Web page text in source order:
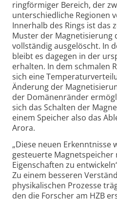
ringförmiger Bereich, der
unterschiedliche Regionen
Innerhalb des Rings ist das
Muster der Magnetisierung
vollständig ausgelöscht. In
bleibt es dagegen in der
erhalten. In dem schmalen
sich eine
Änderung der
der Domänen­ränder
sich das Schalten der
einem Speicher also das
Arora.
„Diese neuen Erkenntnisse
gesteuerte
Eigenschaften zu
Zu einem besseren
physikalischen Prozesse
den die Forscher am HZB